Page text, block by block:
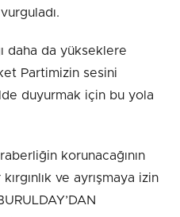
daha da yükseklere
Partimizin sesini
duyurmak için bu yola
korunacağının
ve ayrışmaya izin